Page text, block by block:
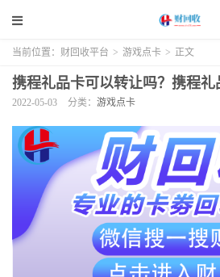
当前位置： 财回收平台 > 游戏点卡 > 正文
携程礼品卡可以转让吗？携程礼
2022-05-03 分类： 游戏点卡